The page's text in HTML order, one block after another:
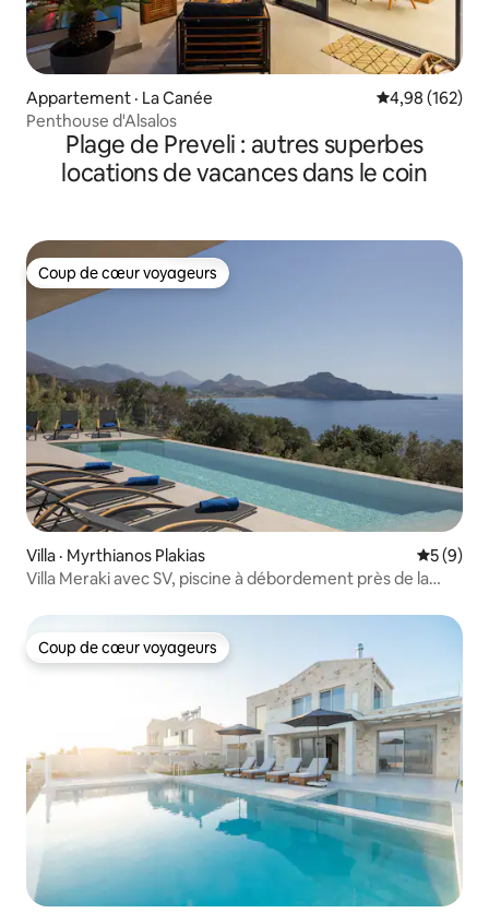
Appartement · La Canée Note
4,98 (162)
Penthouse d'Alsalos
Plage de Preveli : autres superbes
locations de vacances dans le coin
Coup de cœur voyageurs
Coup de cœur voyageurs
Villa · Myrthianos Plakias Note
5 (9)
Villa Meraki avec SV, piscine à débordement près de la
Coup de cœur voyageurs
Coup de cœur voyageurs